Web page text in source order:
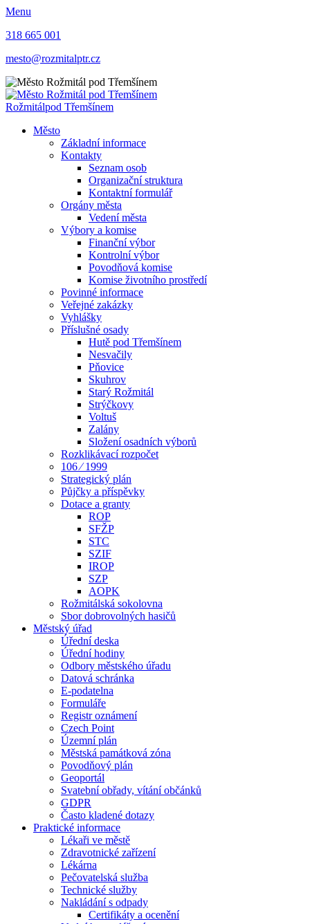
Menu
318 665 001
mesto@rozmitalptr.cz
Rožmitálpod Třemšínem
Město
Základní informace
Kontakty
Seznam osob
Organizační struktura
Kontaktní formulář
Orgány města
Vedení města
Výbory a komise
Finanční výbor
Kontrolní výbor
Povodňová komise
Komise životního prostředí
Povinné informace
Veřejné zakázky
Vyhlášky
Příslušné osady
Hutě pod Třemšínem
Nesvačily
Pňovice
Skuhrov
Starý Rožmitál
Strýčkovy
Voltuš
Zalány
Složení osadních výborů
Rozklikávací rozpočet
106 ⁄ 1999
Strategický plán
Půjčky a příspěvky
Dotace a granty
ROP
SFŽP
STC
SZIF
IROP
SZP
AOPK
Rožmitálská sokolovna
Sbor dobrovolných hasičů
Městský úřad
Úřední deska
Úřední hodiny
Odbory městského úřadu
Datová schránka
E-podatelna
Formuláře
Registr oznámení
Czech Point
Územní plán
Městská památková zóna
Povodňový plán
Geoportál
Svatební obřady, vítání občánků
GDPR
Často kladené dotazy
Praktické informace
Lékaři ve městě
Zdravotnické zařízení
Lékárna
Pečovatelská služba
Technické služby
Nakládání s odpady
Certifikáty a ocenění